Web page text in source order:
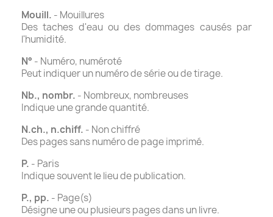
Mouill. - Mouillures
Des taches d'eau ou des dommages causés par
l'humidité.
N° - Numéro, numéroté
Peut indiquer un numéro de série ou de tirage.
Nb., nombr. - Nombreux, nombreuses
Indique une grande quantité.
N.ch., n.chiff. - Non chiffré
Des pages sans numéro de page imprimé.
P. - Paris
Indique souvent le lieu de publication.
P., pp. - Page(s)
Désigne une ou plusieurs pages dans un livre.